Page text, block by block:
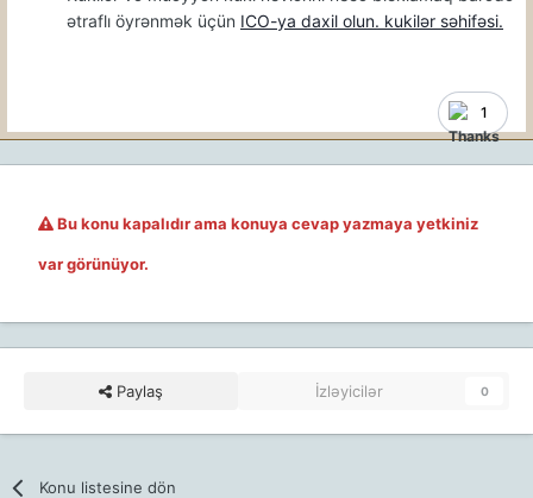
ətraflı öyrənmək üçün ICO-ya daxil olun. kukilər səhifəsi.
1
Bu konu kapalıdır ama konuya cevap yazmaya yetkiniz
var görünüyor.
Paylaş İzləyicilər 0
Konu listesine dön